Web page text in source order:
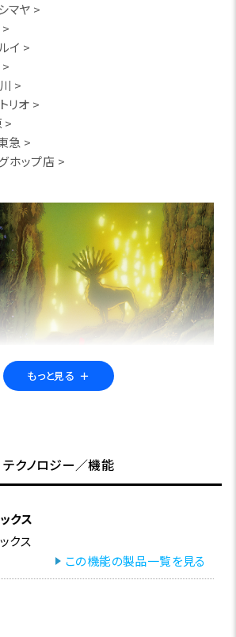
マヤ >
イ >
>
リオ >
>
急 >
ホップ店 >
て、『もののけ姫』とのコラボレーションが実
ドア仕様でありながらも、タウンユースとして
をラインアップしました。
特集ページはこちら
もっと見る ＋
テクノロジー／機能
クス
クス
この機能の製品一覧を見る